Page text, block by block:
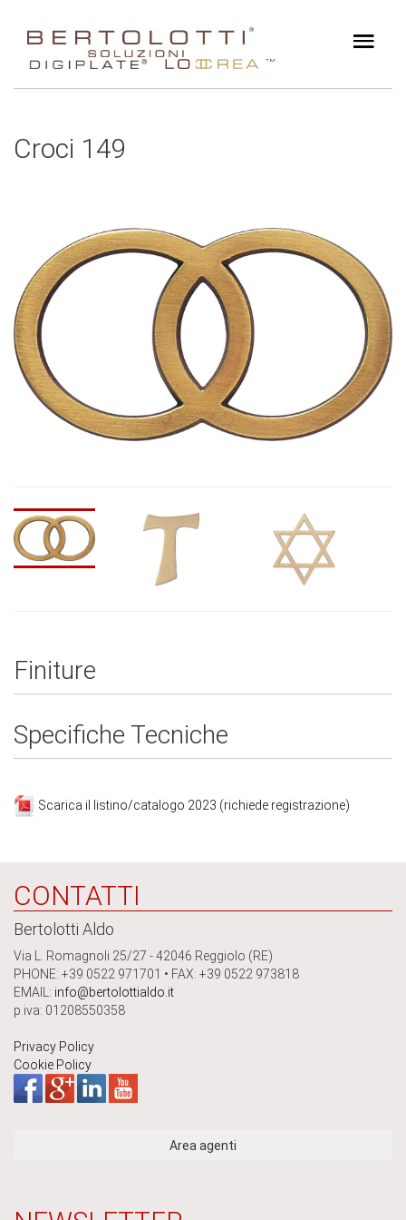
Croci 149
Finiture
Specifiche Tecniche
Scarica il listino/catalogo 2023 (richiede registrazione)
CONTATTI
Bertolotti Aldo
Via L. Romagnoli 25/27 - 42046 Reggiolo (RE)
PHONE: +39 0522 971701 • FAX: +39 0522 973818
EMAIL: info@bertolottialdo.it
p.iva: 01208550358
Privacy Policy
Cookie Policy